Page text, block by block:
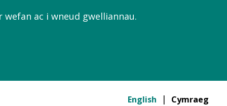
wefan ac i wneud gwelliannau.
English Cymraeg